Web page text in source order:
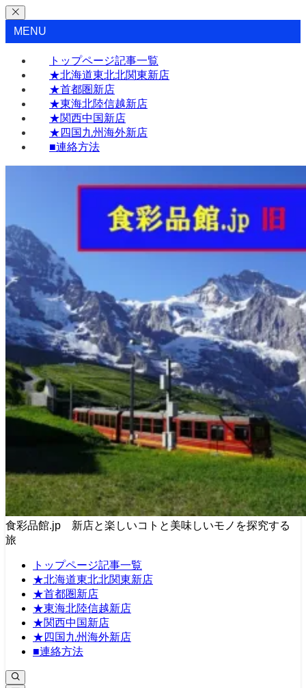
MENU
トップページ記事一覧
★北海道東北北関東新店
★首都圏新店
★東海北陸信越新店
★関西中国新店
★四国九州海外新店
■連絡方法
食彩品館.jp 新店と楽しいコトと美味しいモノを探究する
旅
トップページ記事一覧
★北海道東北北関東新店
★首都圏新店
★東海北陸信越新店
★関西中国新店
★四国九州海外新店
■連絡方法